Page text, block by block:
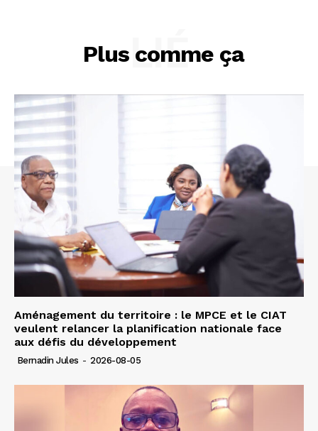
Plus comme ça
LIÉ
Aménagement du territoire : le MPCE et le CIAT
veulent relancer la planification nationale face
aux défis du développement
Bernadin Jules - 2026-08-05